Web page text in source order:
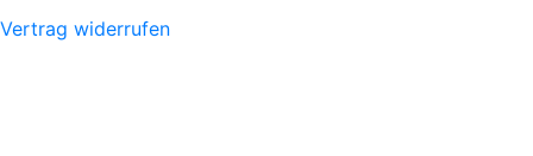
Vertrag widerrufen